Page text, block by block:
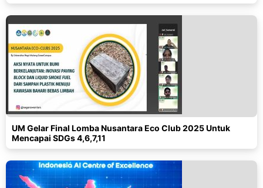
UM Gelar Final Lomba Nusantara Eco Club 2025 Untuk
Mencapai SDGs 4,6,7,11